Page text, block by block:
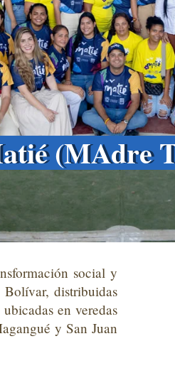
(MAdre
social y
Bolívar, distribuidas
en veredas
y San Juan